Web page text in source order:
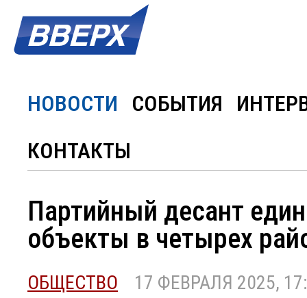
НОВОСТИ СОБЫТИЯ
КОНТАКТЫ
Партийный десант
объекты в четырех
ОБЩЕСТВО 17 ФЕВРАЛЯ 2025,